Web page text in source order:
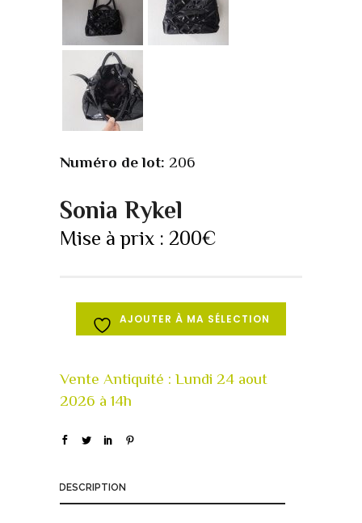
Numéro de lot: 206
Sonia Rykel
Mise à prix : 200€
AJOUTER À MA SÉLECTION
DESCRIPTION